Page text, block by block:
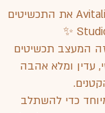
אנחנו שמחות לארח ב־Avitalia את התכשיטים
המעצב תכשיטים
עדין ומלא אהבה
כדי להשתלב